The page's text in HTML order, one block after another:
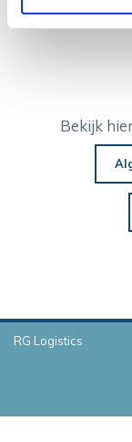
Bekijk
RG Logistics